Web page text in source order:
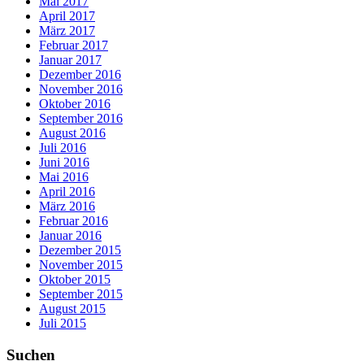
April 2017
März 2017
Februar 2017
Januar 2017
Dezember 2016
November 2016
Oktober 2016
September 2016
August 2016
Juli 2016
Juni 2016
Mai 2016
April 2016
März 2016
Februar 2016
Januar 2016
Dezember 2015
November 2015
Oktober 2015
September 2015
August 2015
Juli 2015
Suchen